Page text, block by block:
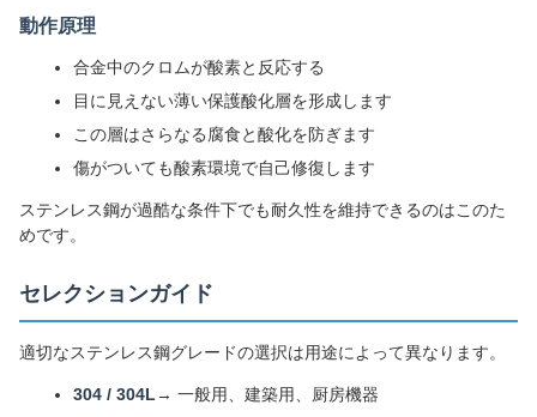
動作原理
合金中のクロムが酸素と反応する
目に見えない薄い保護酸化層を形成します
この層はさらなる腐食と酸化を防ぎます
傷がついても酸素環境で自己修復します
ステンレス鋼が過酷な条件下でも耐久性を維持できるのはこのた
めです。
セレクションガイド
適切なステンレス鋼グレードの選択は用途によって異なります。
304 / 304L→ 一般用、建築用、厨房機器